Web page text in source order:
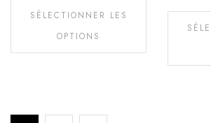
SÉLECTIONNER LES
OPTIONS